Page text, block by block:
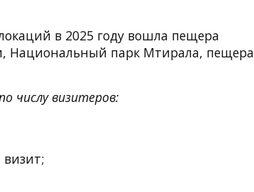
в 2025 году вошла пещера
Национальный парк Мтирала, пещера
числу визитеров: